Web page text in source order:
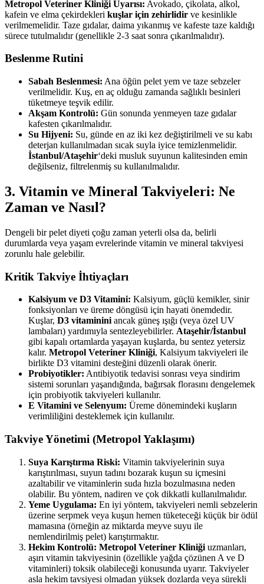
Metropol Veteriner Kliniği Uyarısı: Avokado, çikolata, alkol,
kafein ve elma çekirdekleri kuşlar için zehirlidir ve kesinlikle
verilmemelidir. Taze gıdalar, daima yıkanmış ve kafeste taze kaldığı
sürece tutulmalıdır (genellikle 2-3 saat sonra çıkarılmalıdır).
Beslenme Rutini
Sabah Beslenmesi: Ana öğün pelet yem ve taze sebzeler
verilmelidir. Kuş, en aç olduğu zamanda sağlıklı besinleri
tüketmeye teşvik edilir.
Akşam Kontrolü: Gün sonunda yenmeyen taze gıdalar
kafesten çıkarılmalıdır.
Su Hijyeni: Su, günde en az iki kez değiştirilmeli ve su kabı
deterjan kullanılmadan sıcak suyla iyice temizlenmelidir.
İstanbul/Ataşehir‘deki musluk suyunun kalitesinden emin
değilseniz, filtrelenmiş su kullanılmalıdır.
3. Vitamin ve Mineral Takviyeleri: Ne
Zaman ve Nasıl?
Dengeli bir pelet diyeti çoğu zaman yeterli olsa da, belirli
durumlarda veya yaşam evrelerinde vitamin ve mineral takviyesi
zorunlu hale gelebilir.
Kritik Takviye İhtiyaçları
Kalsiyum ve D3 Vitamini: Kalsiyum, güçlü kemikler, sinir
fonksiyonları ve üreme döngüsü için hayati önemdedir.
Kuşlar, D3 vitaminini ancak güneş ışığı (veya özel UV
lambaları) yardımıyla sentezleyebilirler. Ataşehir/İstanbul
gibi kapalı ortamlarda yaşayan kuşlarda, bu sentez yetersiz
kalır. Metropol Veteriner Kliniği, Kalsiyum takviyeleri ile
birlikte D3 vitamini desteğini düzenli olarak önerir.
Probiyotikler: Antibiyotik tedavisi sonrası veya sindirim
sistemi sorunları yaşandığında, bağırsak florasını dengelemek
için probiyotik takviyeleri kullanılır.
E Vitamini ve Selenyum: Üreme dönemindeki kuşların
verimliliğini desteklemek için kullanılır.
Takviye Yönetimi (Metropol Yaklaşımı)
Suya Karıştırma Riski: Vitamin takviyelerinin suya
karıştırılması, suyun tadını bozarak kuşun su içmesini
azaltabilir ve vitaminlerin suda hızla bozulmasına neden
olabilir. Bu yöntem, nadiren ve çok dikkatli kullanılmalıdır.
Yeme Uygulama: En iyi yöntem, takviyeleri nemli sebzelerin
üzerine serpmek veya kuşun hemen tüketeceği küçük bir ödül
mamasına (örneğin az miktarda meyve suyu ile
nemlendirilmiş pelet) karıştırmaktır.
Hekim Kontrolü: Metropol Veteriner Kliniği uzmanları,
aşırı vitamin takviyesinin (özellikle yağda çözünen A ve D
vitaminleri) toksik olabileceği konusunda uyarır. Takviyeler
asla hekim tavsiyesi olmadan yüksek dozlarda veya sürekli